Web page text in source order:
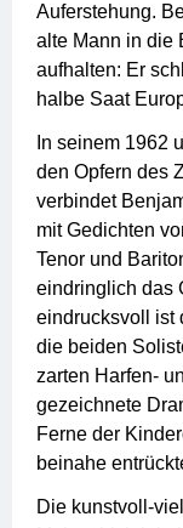
Auferstehung.
alte Mann in die
aufhalten: Er
halbe Saat
In seinem 1962
den Opfern des
verbindet
mit Gedichten
Tenor und
eindringlich das
eindrucksvoll ist
die beiden
zarten Harfen-
gezeichnete
Ferne der
beinahe
Die kunstvoll-